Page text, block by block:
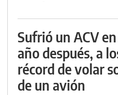
Sufrió un ACV
año después, a
récord de volar
de un avión